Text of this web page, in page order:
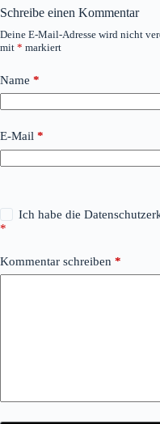
Schreibe einen Kommentar
Deine E-Mail-Adresse wird nicht
mit * markiert
Name *
E-Mail *
Ich habe die
*
Kommentar schreiben *